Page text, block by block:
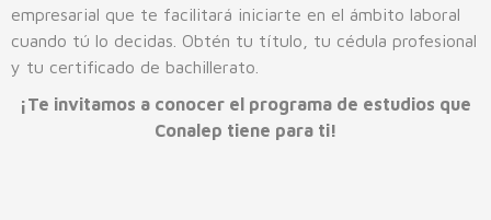
Tapalpa
Informática
Mantenimiento de Sistemas Electrónicos
Máquinas Herramienta
empresarial que te facilitará iniciarte en el ámbito laboral
cuando tú lo decidas. Obtén tu título, tu cédula profesional
y tu certificado de bachillerato.
¡Te invitamos a conocer el programa de estudios que
Conalep tiene para ti!